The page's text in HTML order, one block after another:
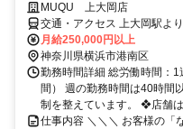
MUQU 上大岡店
交通・アクセス 上大岡駅よ
月給250,000円以上
神奈川県横浜市港南区
勤務時間詳細 総労働時間：
間） 週の勤務時間は40時間
制を整えています。 ❖店舗
仕事内容 ＼＼＼ お客様の「